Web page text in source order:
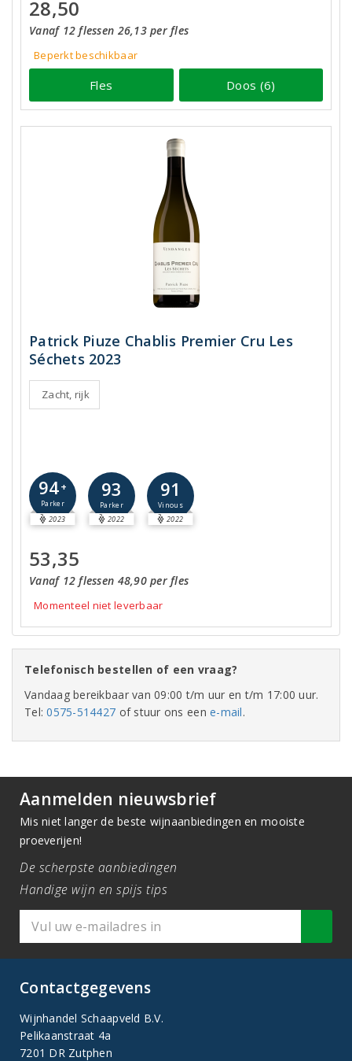
28,50
Vanaf 12 flessen 26,13 per fles
Beperkt beschikbaar
Fles Doos (6)
Patrick Piuze Chablis Premier Cru Les
Séchets 2023
Zacht, rijk
94+
Parker
2023
93
Parker
2022
91
Vinous
2022
53,35
Vanaf 12 flessen 48,90 per fles
Momenteel niet leverbaar
Telefonisch bestellen of een vraag?
Vandaag bereikbaar van 09:00 t/m uur en t/m 17:00 uur.
Tel:0575-514427 of stuur ons eene-mail.
Aanmelden nieuwsbrief
Mis niet langer de beste wijnaanbiedingen en mooiste
proeverijen!
De scherpste aanbiedingen
Handige wijn en spijs tips
Contactgegevens
Wijnhandel Schaapveld B.V.
Pelikaanstraat 4a
7201 DR Zutphen